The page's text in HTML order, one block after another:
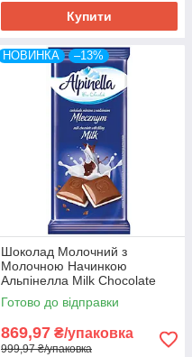
Купити
НОВИНКА –13%
Шоколад Молочний з
Молочною Начинкою
Альпінелла Milk Chocolate
with filling Milk Alpinella 100 г
Польща (19 шт/1 уп)
Готово до відправки
869,97 ₴/упаковка
999,97 ₴/упаковка